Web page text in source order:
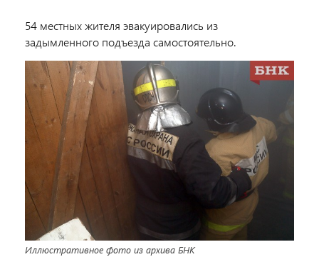
54 местных жителя эвакуировались из
задымленного подъезда самостоятельно.
Иллюстративное фото из архива БНК